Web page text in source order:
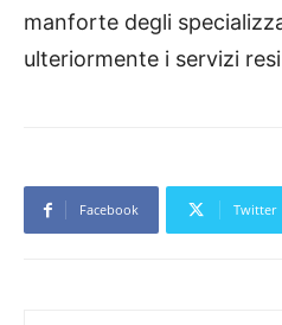
manforte degli
ulteriormente i servizi resi
Facebook Twitter